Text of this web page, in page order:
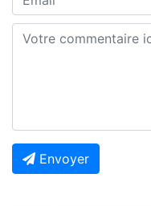
Envoyer